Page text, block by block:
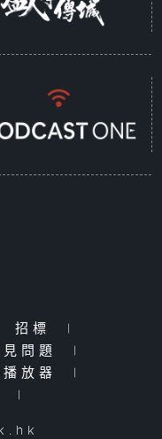
招標
|
見問題
|
播放器
|
|